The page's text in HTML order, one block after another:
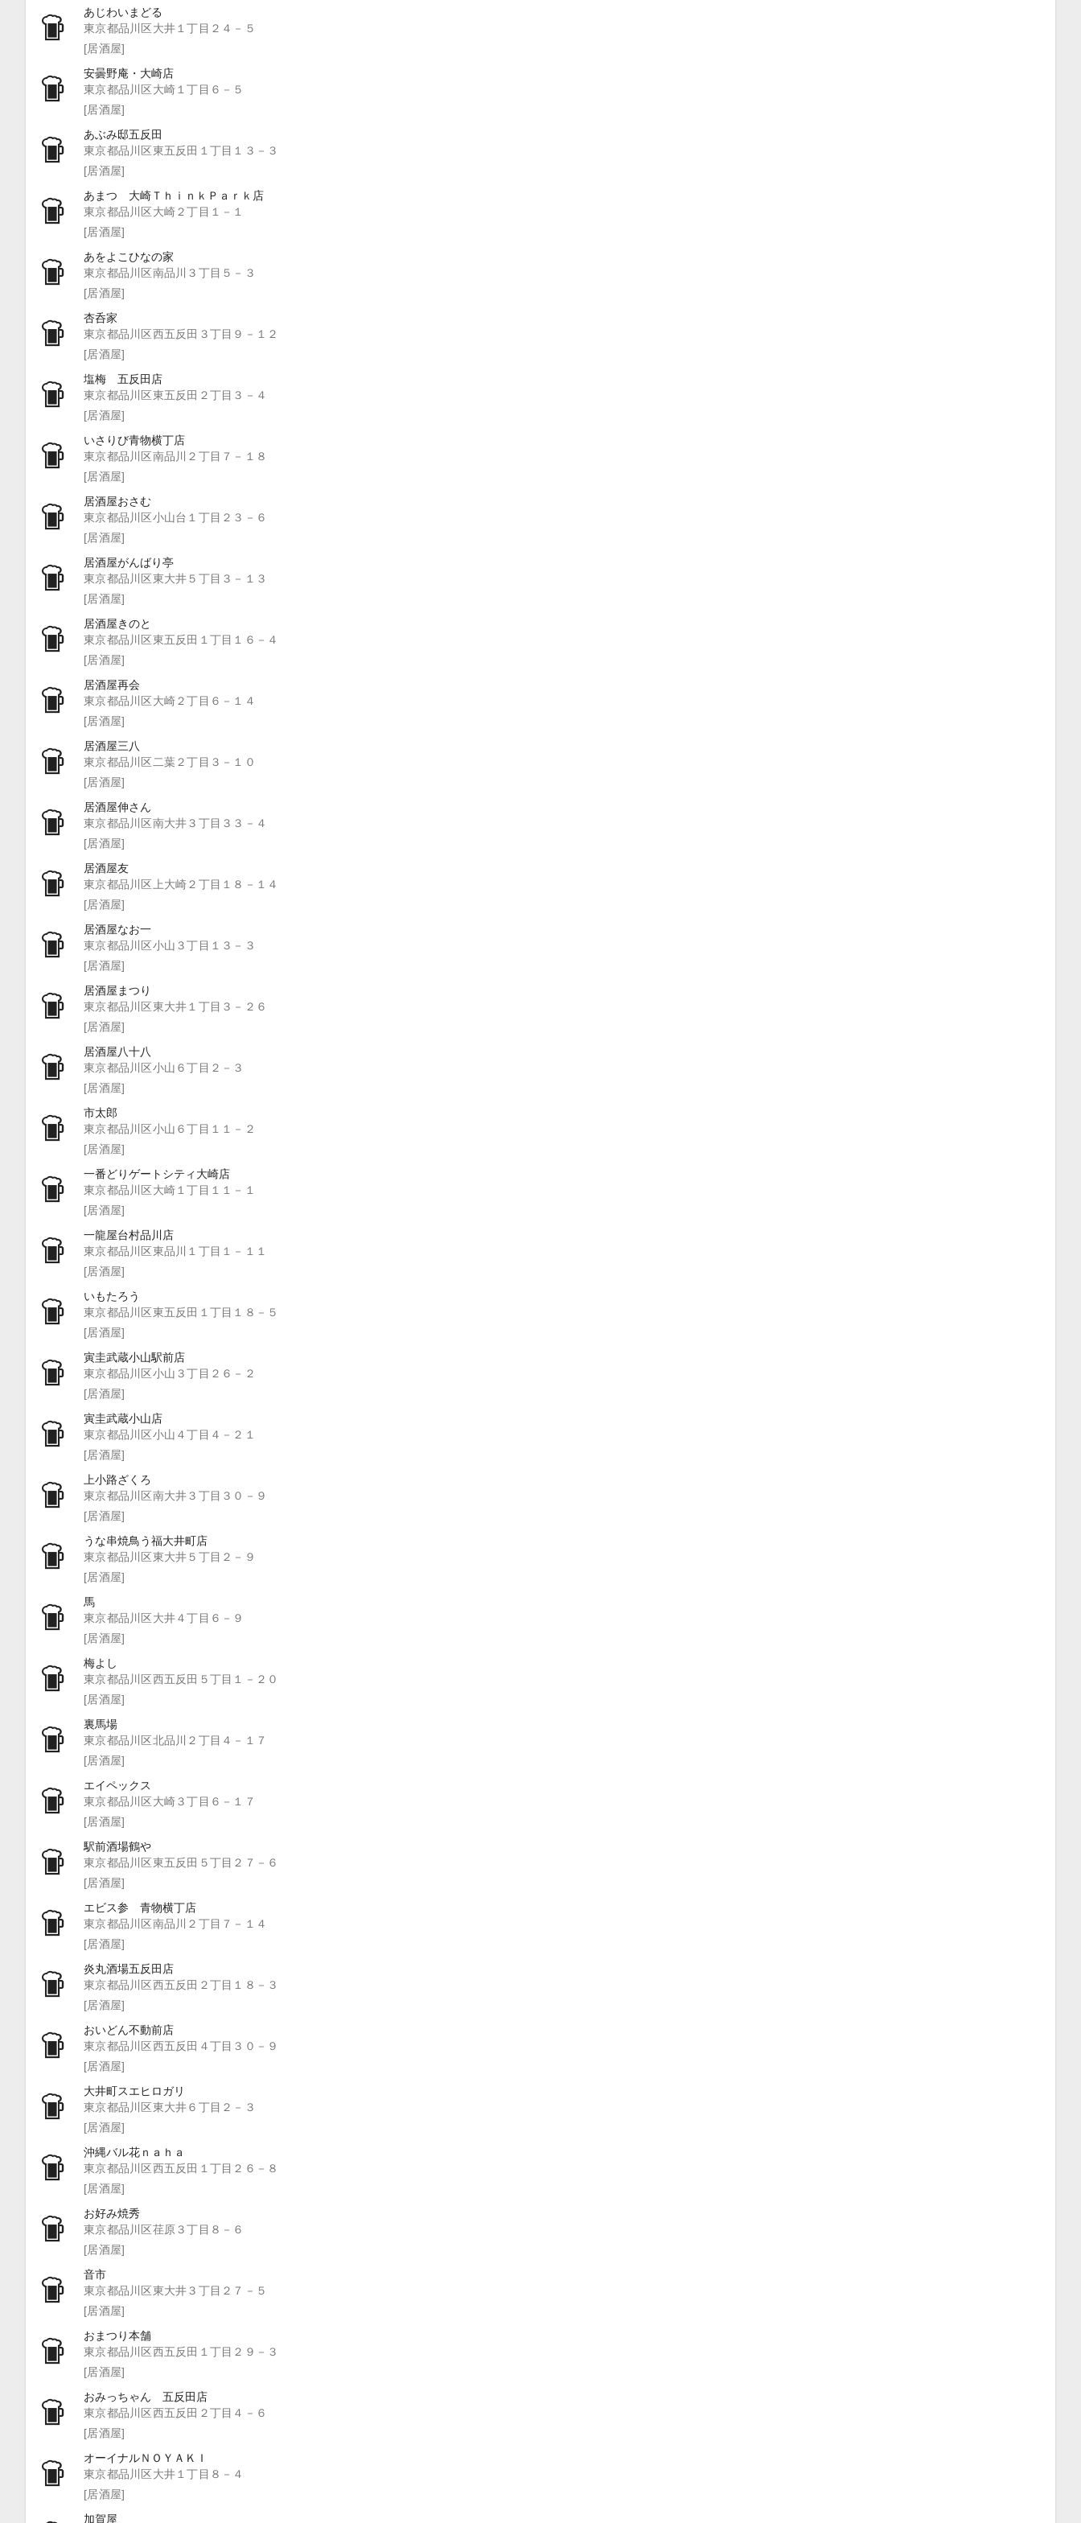
あじわいまどる
東京都品川区大井１丁目２４－５
[居酒屋]
安曇野庵・大崎店
東京都品川区大崎１丁目６－５
[居酒屋]
あぶみ邸五反田
東京都品川区東五反田１丁目１３－３
[居酒屋]
あまつ 大崎ＴｈｉｎｋＰａｒｋ店
東京都品川区大崎２丁目１－１
[居酒屋]
あをよこひなの家
東京都品川区南品川３丁目５－３
[居酒屋]
杏呑家
東京都品川区西五反田３丁目９－１２
[居酒屋]
塩梅 五反田店
東京都品川区東五反田２丁目３－４
[居酒屋]
いさりび青物横丁店
東京都品川区南品川２丁目７－１８
[居酒屋]
居酒屋おさむ
東京都品川区小山台１丁目２３－６
[居酒屋]
居酒屋がんばり亭
東京都品川区東大井５丁目３－１３
[居酒屋]
居酒屋きのと
東京都品川区東五反田１丁目１６－４
[居酒屋]
居酒屋再会
東京都品川区大崎２丁目６－１４
[居酒屋]
居酒屋三八
東京都品川区二葉２丁目３－１０
[居酒屋]
居酒屋伸さん
東京都品川区南大井３丁目３３－４
[居酒屋]
居酒屋友
東京都品川区上大崎２丁目１８－１４
[居酒屋]
居酒屋なお一
東京都品川区小山３丁目１３－３
[居酒屋]
居酒屋まつり
東京都品川区東大井１丁目３－２６
[居酒屋]
居酒屋八十八
東京都品川区小山６丁目２－３
[居酒屋]
市太郎
東京都品川区小山６丁目１１－２
[居酒屋]
一番どりゲートシティ大崎店
東京都品川区大崎１丁目１１－１
[居酒屋]
一龍屋台村品川店
東京都品川区東品川１丁目１－１１
[居酒屋]
いもたろう
東京都品川区東五反田１丁目１８－５
[居酒屋]
寅圭武蔵小山駅前店
東京都品川区小山３丁目２６－２
[居酒屋]
寅圭武蔵小山店
東京都品川区小山４丁目４－２１
[居酒屋]
上小路ざくろ
東京都品川区南大井３丁目３０－９
[居酒屋]
うな串焼鳥う福大井町店
東京都品川区東大井５丁目２－９
[居酒屋]
馬
東京都品川区大井４丁目６－９
[居酒屋]
梅よし
東京都品川区西五反田５丁目１－２０
[居酒屋]
裏馬場
東京都品川区北品川２丁目４－１７
[居酒屋]
エイペックス
東京都品川区大崎３丁目６－１７
[居酒屋]
駅前酒場鶴や
東京都品川区東五反田５丁目２７－６
[居酒屋]
エビス参 青物横丁店
東京都品川区南品川２丁目７－１４
[居酒屋]
炎丸酒場五反田店
東京都品川区西五反田２丁目１８－３
[居酒屋]
おいどん不動前店
東京都品川区西五反田４丁目３０－９
[居酒屋]
大井町スエヒロガリ
東京都品川区東大井６丁目２－３
[居酒屋]
沖縄バル花ｎａｈａ
東京都品川区西五反田１丁目２６－８
[居酒屋]
お好み焼秀
東京都品川区荏原３丁目８－６
[居酒屋]
音市
東京都品川区東大井３丁目２７－５
[居酒屋]
おまつり本舗
東京都品川区西五反田１丁目２９－３
[居酒屋]
おみっちゃん 五反田店
東京都品川区西五反田２丁目４－６
[居酒屋]
オーイナルＮＯＹＡＫＩ
東京都品川区大井１丁目８－４
[居酒屋]
加賀屋